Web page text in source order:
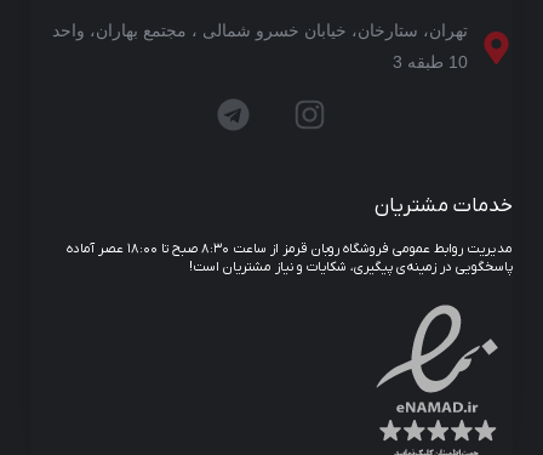
تهران، ستارخان، خیابان خسرو شمالی ، مجتمع بهاران، واحد
10 طبقه 3
خدمات مشتریان
مدیریت روابط عمومی فروشگاه روبان قرمز از ساعت ۸:۳۰ صبح تا ۱۸:۰۰ عصر آماده
پاسخگویی در زمینه‌ی پیگیری، شکایات و نیاز مشتریان است!